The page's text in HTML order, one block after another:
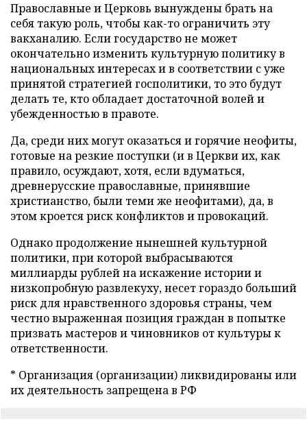
Православные и Церковь вынуждены брать на
себя такую роль, чтобы как-то ограничить эту
вакханалию. Если государство не может
окончательно изменить культурную политику в
национальных интересах и в соответствии с уже
принятой стратегией госполитики, то это будут
делать те, кто обладает достаточной волей и
убежденностью в правоте.
Да, среди них могут оказаться и горячие неофиты,
готовые на резкие поступки (и в Церкви их, как
правило, осуждают, хотя, если вдуматься,
древнерусские православные, принявшие
христианство, были теми же неофитами), да, в
этом кроется риск конфликтов и провокаций.
Однако продолжение нынешней культурной
политики, при которой выбрасываются
миллиарды рублей на искажение истории и
низкопробную развлекуху, несет гораздо больший
риск для нравственного здоровья страны, чем
честно выраженная позиция граждан в попытке
призвать мастеров и чиновников от культуры к
ответственности.
* Организация (организации) ликвидированы или
их деятельность запрещена в РФ